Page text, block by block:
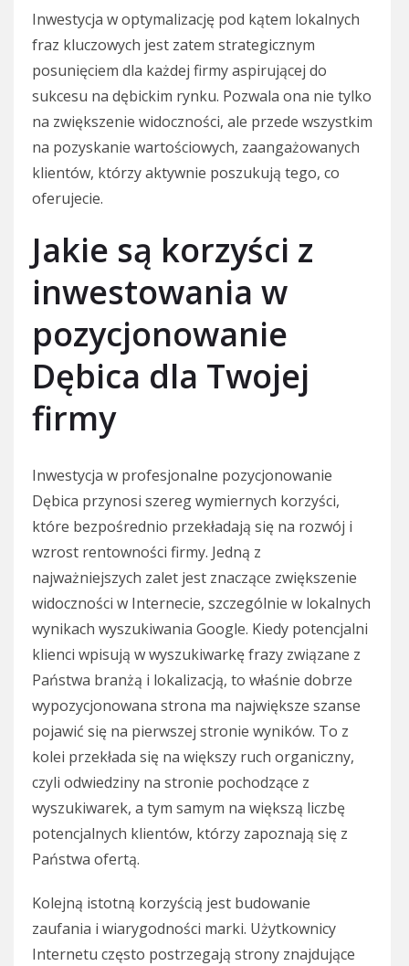
Inwestycja w optymalizację pod kątem lokalnych
fraz kluczowych jest zatem strategicznym
posunięciem dla każdej firmy aspirującej do
sukcesu na dębickim rynku. Pozwala ona nie tylko
na zwiększenie widoczności, ale przede wszystkim
na pozyskanie wartościowych, zaangażowanych
klientów, którzy aktywnie poszukują tego, co
oferujecie.
Jakie są korzyści z
inwestowania w
pozycjonowanie
Dębica dla Twojej
firmy
Inwestycja w profesjonalne pozycjonowanie
Dębica przynosi szereg wymiernych korzyści,
które bezpośrednio przekładają się na rozwój i
wzrost rentowności firmy. Jedną z
najważniejszych zalet jest znaczące zwiększenie
widoczności w Internecie, szczególnie w lokalnych
wynikach wyszukiwania Google. Kiedy potencjalni
klienci wpisują w wyszukiwarkę frazy związane z
Państwa branżą i lokalizacją, to właśnie dobrze
wypozycjonowana strona ma największe szanse
pojawić się na pierwszej stronie wyników. To z
kolei przekłada się na większy ruch organiczny,
czyli odwiedziny na stronie pochodzące z
wyszukiwarek, a tym samym na większą liczbę
potencjalnych klientów, którzy zapoznają się z
Państwa ofertą.
Kolejną istotną korzyścią jest budowanie
zaufania i wiarygodności marki. Użytkownicy
Internetu często postrzegają strony znajdujące